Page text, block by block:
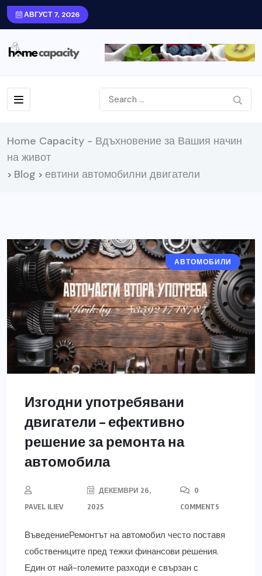
АВГУСТ 7, 2026
Home Capacity - Вдъхновение за Вашия начин
на живот
> Blog > евтини автомобилни двигатели
АВТОМОБИЛИ
Изгодни употребявани
двигатели – ефективно
решение за ремонта на
автомобила
PAVEL ILIEV
ДЕКЕМВРИ 26,
2025
0
COMMENTS
ВъведениеРемонтът на автомобил често поставя
собствениците пред тежки финансови решения.
Един от най-големите разходи е свързан с